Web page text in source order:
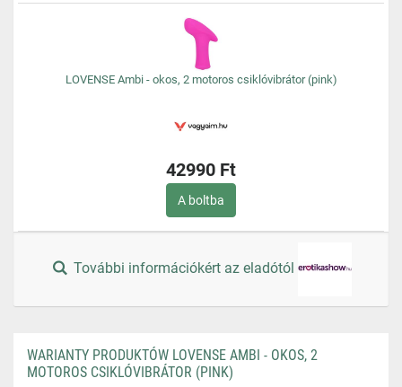
LOVENSE Ambi - okos, 2 motoros csiklóvibrátor (pink)
42990 Ft
A boltba
További információkért az eladótól
WARIANTY PRODUKTÓW LOVENSE AMBI - OKOS, 2
MOTOROS CSIKLÓVIBRÁTOR (PINK)